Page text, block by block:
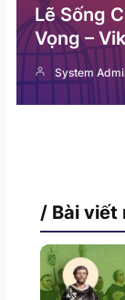
Lẽ Sống
Vọng –
System
/ Bài viết